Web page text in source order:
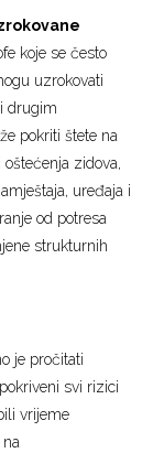
koje se često
uzrokovati
drugim
pokriti štete na
zidova,
uređaja i
od potresa
strukturnih
je pročitati
svi rizici
vrijeme